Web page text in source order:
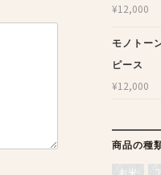
¥12,000
モノトー
ピース
¥12,000
商品の種
お米